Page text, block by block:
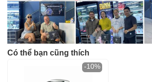
Có thể bạn cũng thích
-10%